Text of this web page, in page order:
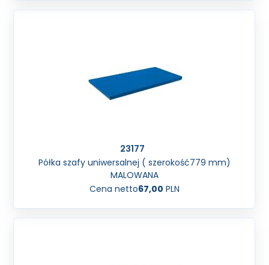
23177
Półka szafy uniwersalnej ( szerokość779 mm)
MALOWANA
Cena netto67,00 PLN